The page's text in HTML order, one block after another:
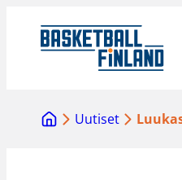
sisältöön
Uutiset